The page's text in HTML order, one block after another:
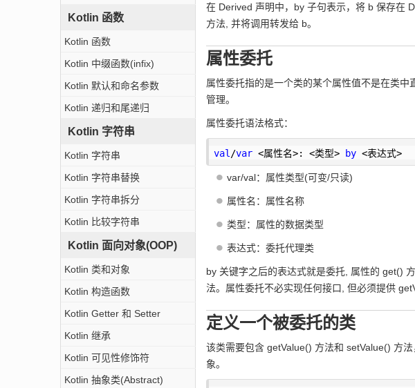
Kotlin 函数
Kotlin 函数
Kotlin 中缀函数(infix)
Kotlin 默认和命名参数
Kotlin 递归和尾递归
Kotlin 字符串
Kotlin 字符串
Kotlin 字符串替换
Kotlin 字符串拆分
Kotlin 比较字符串
Kotlin 面向对象(OOP)
Kotlin 类和对象
Kotlin 构造函数
Kotlin Getter 和 Setter
Kotlin 继承
Kotlin 可见性修饰符
Kotlin 抽象类(Abstract)
在 Derived 声明中，by 子句表示，将 b 保存在
方法, 并将调用转发给 b。
属性委托
属性委托指的是一个类的某个属性值不是在类
管理。
属性委托语法格式：
val/var <属性名>: <类型> by <表达式>
var/val：属性类型(可变/只读)
属性名：属性名称
类型：属性的数据类型
表达式：委托代理类
by 关键字之后的表达式就是委托, 属性的 get()
法。属性委托不必实现任何接口, 但必须提供
定义一个被委托的类
该类需要包含 getValue() 方法和 setValue() 方
象。